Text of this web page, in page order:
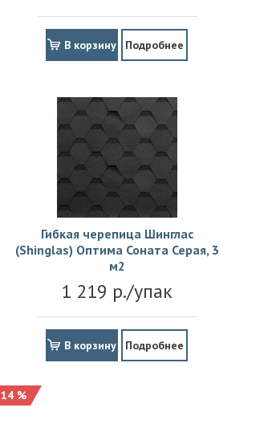
В корзину Подробнее
Гибкая черепица Шинглас
(Shinglas) Оптима Соната Серая, 3
м2
1 219 р./упак
В корзину Подробнее
14 %